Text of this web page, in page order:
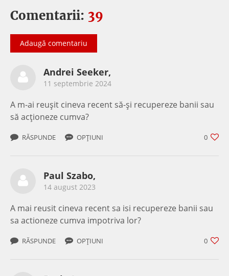
Comentarii: 39
Adaugă comentariu
Andrei Seeker,
11 septembrie 2024
A m-ai reușit cineva recent să-și recupereze banii sau
să acționeze cumva?
0
RĂSPUNDE OPȚIUNI
Paul Szabo,
14 august 2023
A mai reusit cineva recent sa isi recupereze banii sau
sa actioneze cumva impotriva lor?
0
RĂSPUNDE OPȚIUNI